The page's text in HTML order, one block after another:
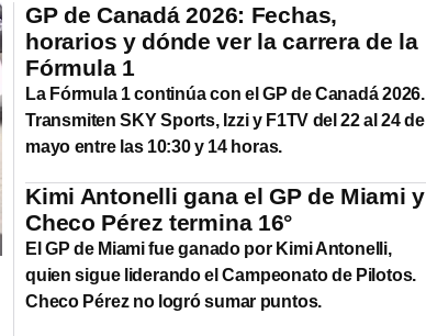
GP de Canadá 2026: Fechas,
horarios y dónde ver la carrera de la
Fórmula 1
La Fórmula 1 continúa con el GP de Canadá 2026.
Transmiten SKY Sports, Izzi y F1TV del 22 al 24 de
mayo entre las 10:30 y 14 horas.
Kimi Antonelli gana el GP de Miami y
Checo Pérez termina 16°
El GP de Miami fue ganado por Kimi Antonelli,
quien sigue liderando el Campeonato de Pilotos.
Checo Pérez no logró sumar puntos.